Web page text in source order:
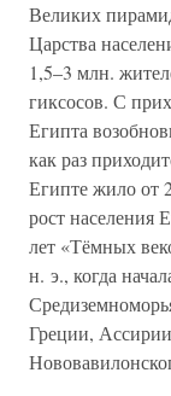
Великих
Царства
1,5–3 млн.
гиксосов. С
Египта
как раз
Египте жило от
рост населения
лет «Тёмных
н. э., когда
Греции,